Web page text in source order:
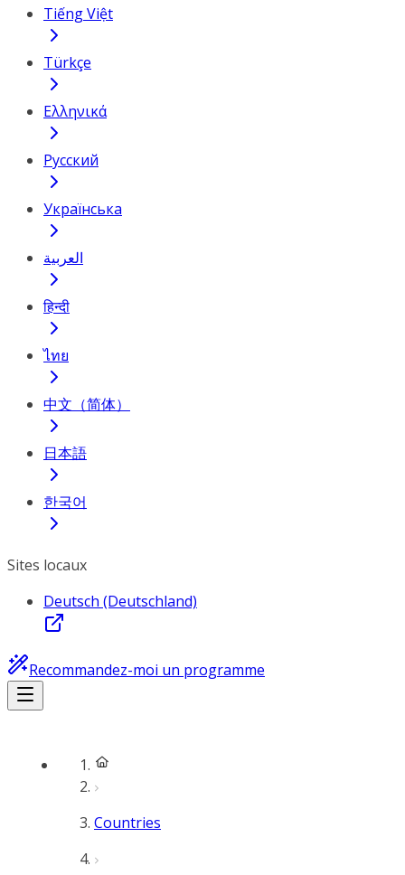
Tiếng Việt
Türkçe
Ελληνικά
Русский
Українська
العربية
हिन्दी
ไทย
中文（简体）
日本語
한국어
Sites locaux
Deutsch (Deutschland)
Recommandez-moi un programme
Countries